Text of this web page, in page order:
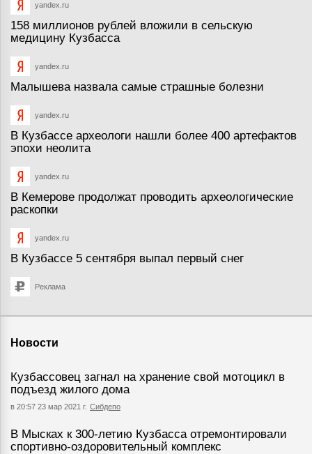
yandex.ru
158 миллионов рублей вложили в сельскую
медицину Кузбасса
yandex.ru
Малышева назвала самые страшные болезни
yandex.ru
В Кузбассе археологи нашли более 400 артефактов
эпохи неолита
yandex.ru
В Кемерове продолжат проводить археологические
раскопки
yandex.ru
В Кузбассе 5 сентября выпал первый снег
Реклама
Новости
Кузбассовец загнал на хранение свой мотоцикл в
подъезд жилого дома
в 20:57 23 мар 2021 г. Сибдепо
В Мысках к 300-летию Кузбасса отремонтировали
спортивно-оздоровительный комплекс